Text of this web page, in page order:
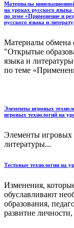
Материалы
на уроках русского
по теме «Применение и
русского языка и
Материалы обмена
"Открытые
языка и
по теме
Элементы игровых
игровых технологий на
Элементы игровых
литературы...
Тестовые технологии на
Изменения,
обуславливают
образования,
развитие